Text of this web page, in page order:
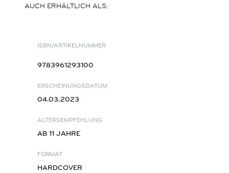
AUCH ERHÄLTLICH ALS:
ISBN/ARTIKELNUMMER
9783961293100
ERSCHEINUNGSDATUM
04.03.2023
ALTERSEMPFEHLUNG
AB 11 JAHRE
FORMAT
HARDCOVER